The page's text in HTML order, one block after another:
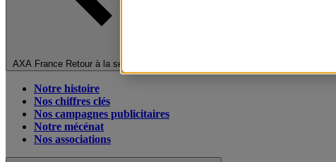
AXA France Retour à la section précédente
Notre histoire
Nos chiffres clés
Nos campagnes publicitaires
Notre mécénat
Nos associations